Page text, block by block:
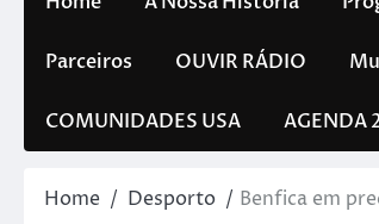
Parceiros OUVIR RÁDIO
COMUNIDADES USA AGENDA
Home Desporto Benfica em